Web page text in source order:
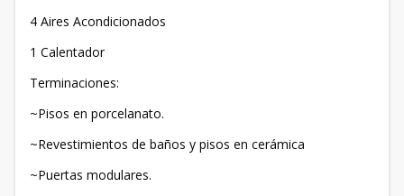
4 Aires Acondicionados
1 Calentador
Terminaciones:
~Pisos en porcelanato.
~Revestimientos de baños y pisos en cerámica
~Puertas modulares.